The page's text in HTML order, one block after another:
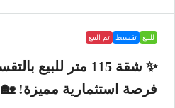
للبيع تقسيط تم البيع
فرصة استثمارية مميزة! 🏡